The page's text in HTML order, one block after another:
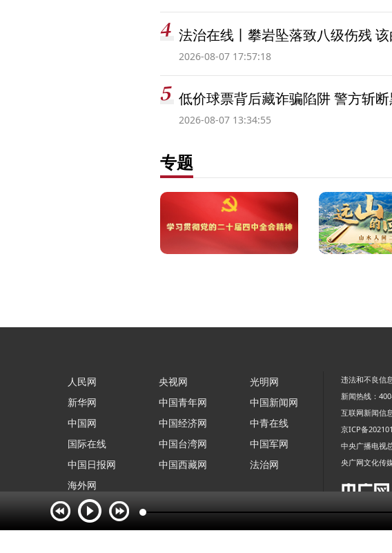
法治在线丨攀岩坠落致八级伤残 该
2026-08-07 17:57:18
低价球票背后藏诈骗陷阱 警方斩
2026-08-07 13:34:55
专题
人民网
新华网
中国网
国际在线
中国日报网
海外网
央视网
中国青年网
中国经济网
中国台湾网
中国西藏网
光明网
中国新闻网
中青在线
中国军网
法治网
违法和不良信
新闻热线：
互联网新闻信
京ICP备
中央广播电视
央广网文化传